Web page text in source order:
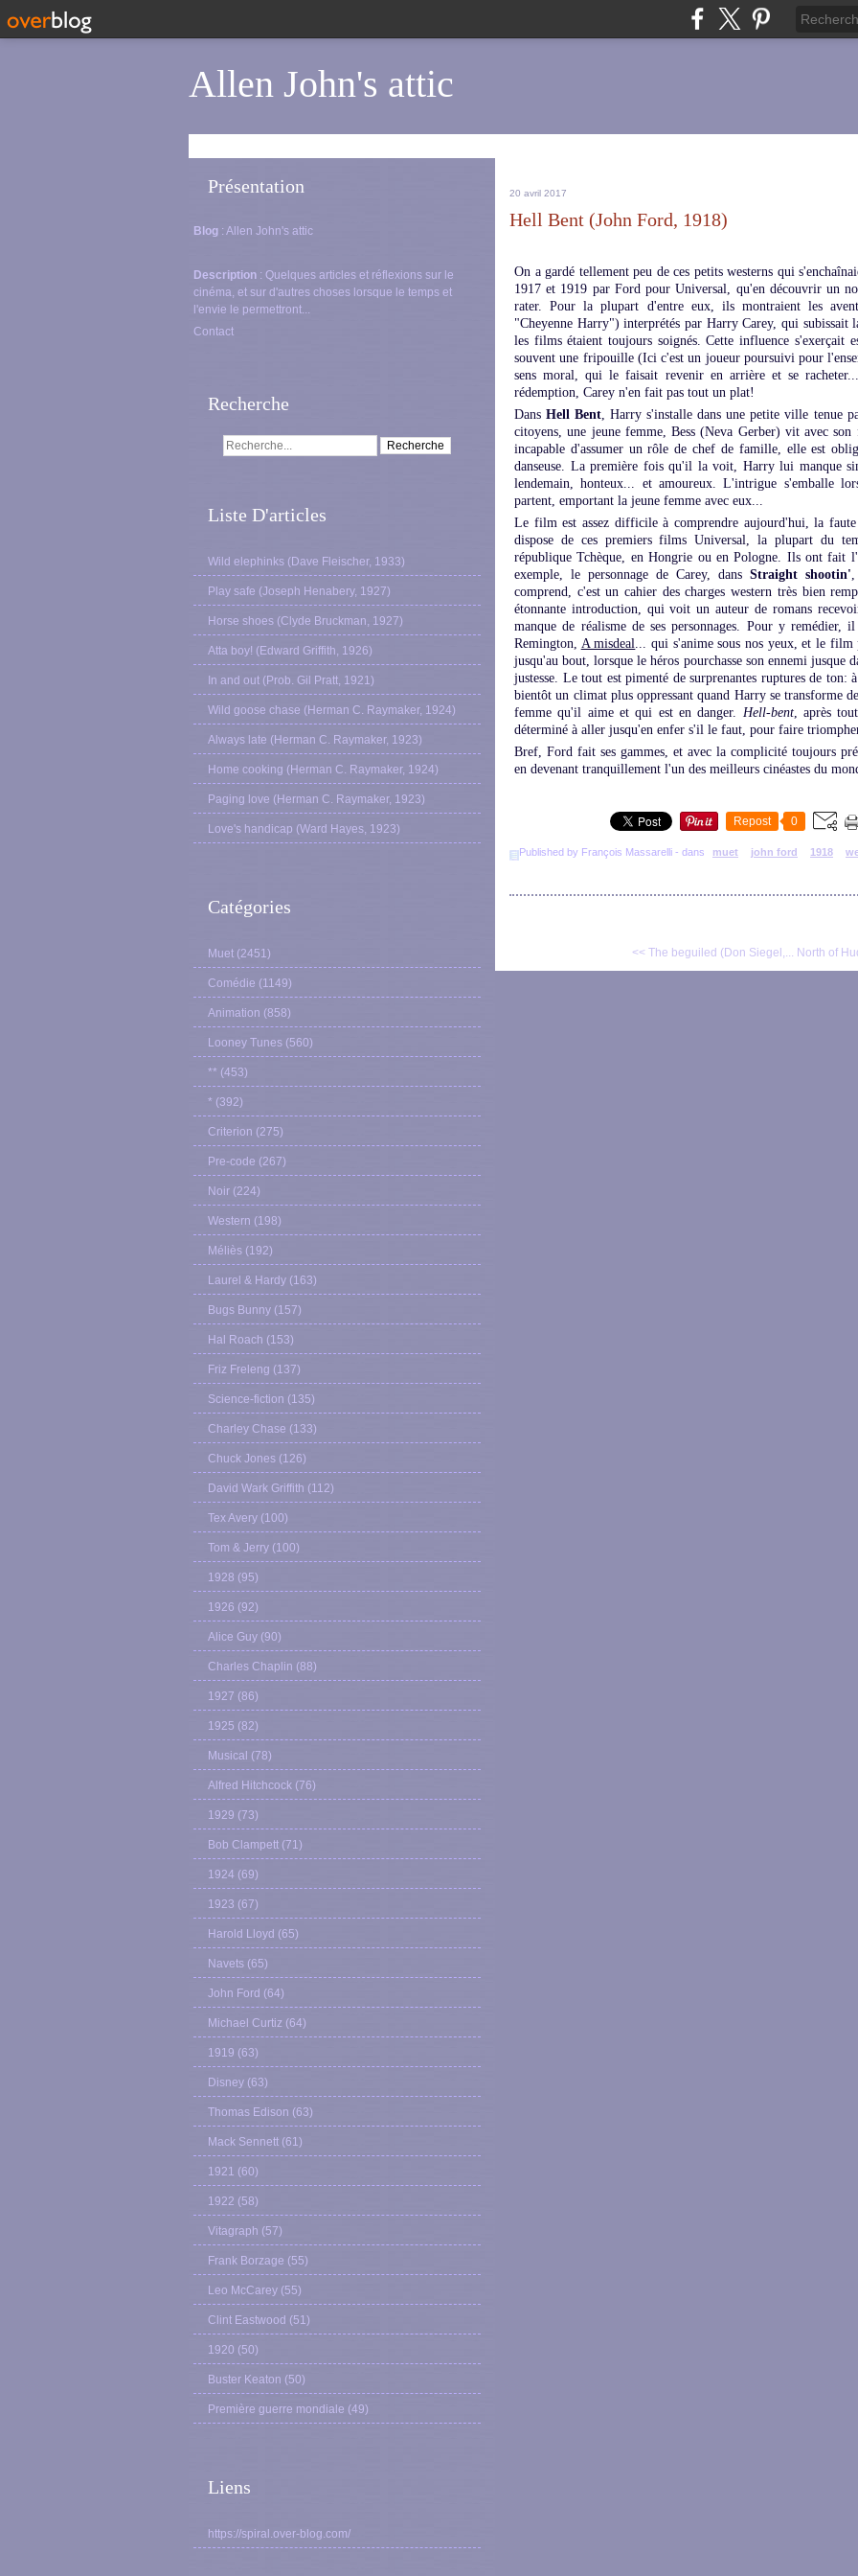
Allen John's attic
Présentation
Blog : Allen John's attic
Description : Quelques articles et réflexions sur le
cinéma, et sur d'autres choses lorsque le temps et
l'envie le permettront...
Contact
Recherche
Liste D'articles
Wild elephinks (Dave Fleischer, 1933)
Play safe (Joseph Henabery, 1927)
Horse shoes (Clyde Bruckman, 1927)
Atta boy! (Edward Griffith, 1926)
In and out (Prob. Gil Pratt, 1921)
Wild goose chase (Herman C. Raymaker, 1924)
Always late (Herman C. Raymaker, 1923)
Home cooking (Herman C. Raymaker, 1924)
Paging love (Herman C. Raymaker, 1923)
Love's handicap (Ward Hayes, 1923)
Catégories
Muet (2451)
Comédie (1149)
Animation (858)
Looney Tunes (560)
** (453)
* (392)
Criterion (275)
Pre-code (267)
Noir (224)
Western (198)
Méliès (192)
Laurel & Hardy (163)
Bugs Bunny (157)
Hal Roach (153)
Friz Freleng (137)
Science-fiction (135)
Charley Chase (133)
Chuck Jones (126)
David Wark Griffith (112)
Tex Avery (100)
Tom & Jerry (100)
1928 (95)
1926 (92)
Alice Guy (90)
Charles Chaplin (88)
1927 (86)
1925 (82)
Musical (78)
Alfred Hitchcock (76)
1929 (73)
Bob Clampett (71)
1924 (69)
1923 (67)
Harold Lloyd (65)
Navets (65)
John Ford (64)
Michael Curtiz (64)
1919 (63)
Disney (63)
Thomas Edison (63)
Mack Sennett (61)
1921 (60)
1922 (58)
Vitagraph (57)
Frank Borzage (55)
Leo McCarey (55)
Clint Eastwood (51)
1920 (50)
Buster Keaton (50)
Première guerre mondiale (49)
Liens
https://spiral.over-blog.com/
20 avril 2017
Hell Bent (John Ford, 1918)
On a gardé tellement peu de ces petits westerns qui
1917 et 1919 par Ford pour Universal, qu'en découvrir un
rater. Pour la plupart d'entre eux, ils montraient les
"Cheyenne Harry") interprétés par Harry Carey, qui
les films étaient toujours soignés. Cette influence s'exerçait
souvent une fripouille (Ici c'est un joueur poursuivi pour
sens moral, qui le faisait revenir en arrière et se
rédemption, Carey n'en fait pas tout un plat!
DansHell Bent, Harry s'installe dans une petite ville tenue
citoyens, une jeune femme, Bess (Neva Gerber) vit avec
incapable d'assumer un rôle de chef de famille, elle est
danseuse. La première fois qu'il la voit, Harry lui manque
lendemain, honteux... et amoureux. L'intrigue s'emballe
partent, emportant la jeune femme avec eux...
Le film est assez difficile à comprendre aujourd'hui, la faute
dispose de ces premiers films Universal, la plupart du
république Tchèque, en Hongrie ou en Pologne. Ils ont fait
exemple, le personnage de Carey, dans Straight shootin'
comprend, c'est un cahier des charges western très bien
étonnante introduction, qui voit un auteur de romans
manque de réalisme de ses personnages. Pour y remédier,
Remington, A misdeal... qui s'anime sous nos yeux, et le
jusqu'au bout, lorsque le héros pourchasse son ennemi jusque
justesse. Le tout est pimenté de surprenantes ruptures de ton:
bientôt un climat plus oppressant quand Harry se transforme
femme qu'il aime et qui est en danger. Hell-bent, après
déterminé à aller jusqu'en enfer s'il le faut, pour faire triompher
Bref, Ford fait ses gammes, et avec la complicité toujours
en devenant tranquillement l'un des meilleurs cinéastes du
Repost 0
Published by François Massarelli - dans muet john ford 1918
<< The beguiled (Don Siegel,... North of